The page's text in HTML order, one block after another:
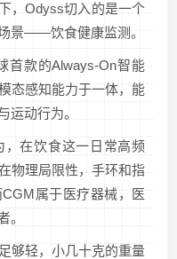
，Odyss切入的是一个
景——饮食健康监测。
首款的Always-On智能
态感知能力于一体，能
运动行为。
，在饮食这一日常高频
物理局限性，手环和指
属于医疗器械，医
。
够轻，小几十克的重量